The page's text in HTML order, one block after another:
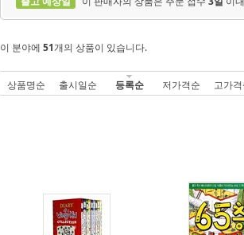
이 분야에 51개의 상품이 있습니다.
상품명순 출시일순 등록순 저가격순 고가